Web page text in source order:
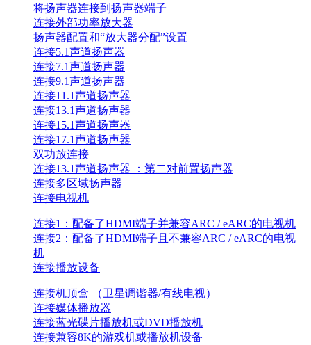
将扬声器连接到扬声器端子
连接外部功率放大器
扬声器配置和“放大器分配”设置
连接5.1声道扬声器
连接7.1声道扬声器
连接9.1声道扬声器
连接11.1声道扬声器
连接13.1声道扬声器
连接15.1声道扬声器
连接17.1声道扬声器
双功放连接
连接13.1声道扬声器 ：第二对前置扬声器
连接多区域扬声器
连接电视机
连接1：配备了HDMI端子并兼容ARC / eARC的电视机
连接2：配备了HDMI端子且不兼容ARC / eARC的电视
机
连接播放设备
连接机顶盒 （卫星调谐器/有线电视）
连接媒体播放器
连接蓝光碟片播放机或DVD播放机
连接兼容8K的游戏机或播放机设备